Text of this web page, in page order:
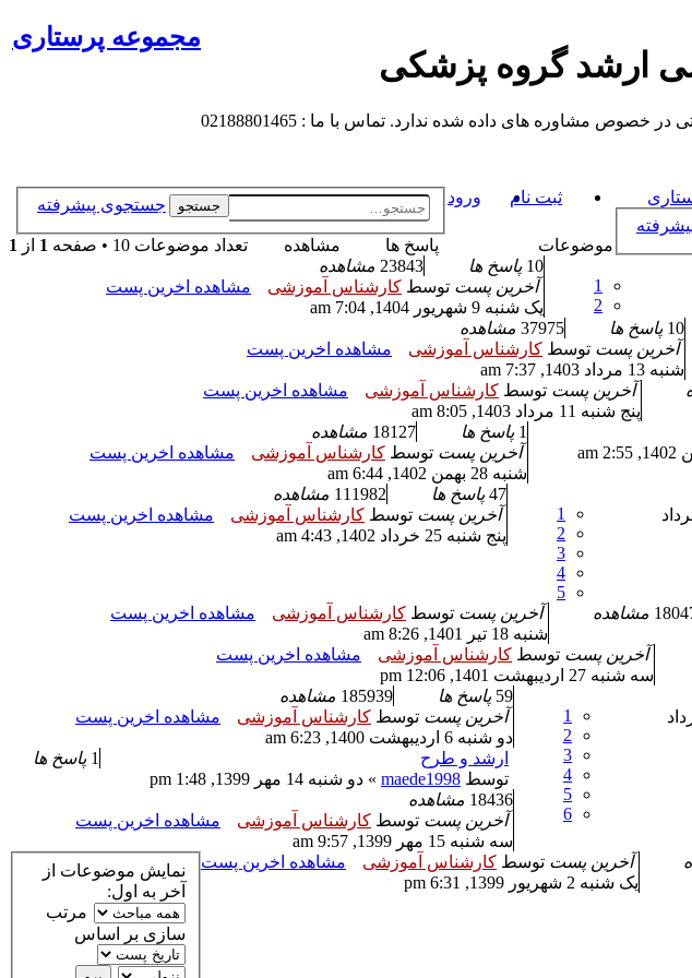
ارشد گروه پزشکی
های داده شده ندارد. تماس با ما : 02188801465
جستجو جستجوی پیشرفته ورود ثبت نام
مجموعه پرستاری
تعداد موضوعات 10 • صفحه
1 از 1 موضوعات پاسخ ها
مشاهده
1
2
10 پاسخ ها 23843 مشاهده
آخرین پست توسط کارشناس آموزشی
مشاهده اخرین پست
یک شنبه 9 شهریور 1404, 7:04 am
10 پاسخ ها 37975 مشاهده
آخرین پست توسط کارشناس آموزشی
مشاهده اخرین پست
شنبه 13 مرداد 1403, 7:37 am
آخرین پست توسط کارشناس آموزشی
مشاهده اخرین پست
پنج شنبه 11 مرداد 1403, 8:05 am
1 پاسخ ها 18127 مشاهده
آخرین پست توسط کارشناس آموزشی
مشاهده اخرین پست
شنبه 28 بهمن 1402, 6:44 am
1
2
3
4
5
25 مرداد
47 پاسخ ها 111982 مشاهده
آخرین پست توسط کارشناس آموزشی
مشاهده اخرین پست
پنج شنبه 25 خرداد 1402, 4:43 am
مشاهده آخرین پست توسط کارشناس آموزشی
مشاهده اخرین پست
شنبه 18 تیر 1401, 8:26 am
آخرین پست توسط کارشناس آموزشی
مشاهده اخرین پست
سه شنبه 27 اردیبهشت 1401, 12:06 pm
1
2
3
4
5
6
خرداد
59 پاسخ ها 185939 مشاهده
آخرین پست توسط کارشناس آموزشی
مشاهده اخرین پست
دو شنبه 6 اردیبهشت 1400, 6:23 am
ارشد و طرح
توسط maede1998 » دو شنبه 14 مهر 1399, 1:48 pm
1 پاسخ ها
18436 مشاهده
آخرین پست توسط کارشناس آموزشی
مشاهده اخرین پست
سه شنبه 15 مهر 1399, 9:57 am
آخرین پست توسط کارشناس آموزشی
مشاهده اخرین پست
یک شنبه 2 شهریور 1399, 6:31 pm
نمایش موضوعات از
آخر به اول:
مرتب
سازی بر اساس